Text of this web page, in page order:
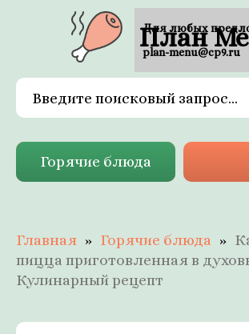
План
Горячие блюда
Главная Горячие блюда
пицца приготовленная в
Кулинарный рецепт
Для любых
plan-menu@cp9.ru